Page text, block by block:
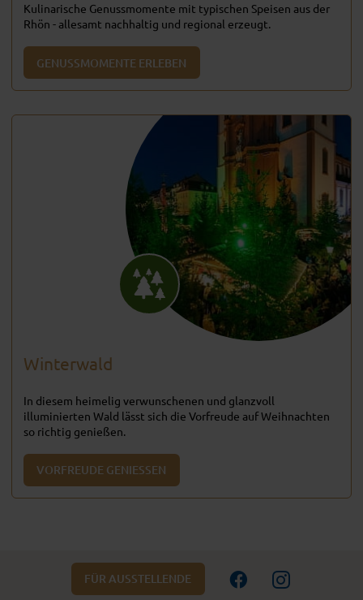
Kulinarische Genussmomente mit typischen Speisen aus der
Rhön - allesamt nachhaltig und regional erzeugt.
GENUSSMOMENTE ERLEBEN
Winterwald
In diesem heimelig verwunschenen und glanzvoll
illuminierten Wald lässt sich die Vorfreude auf Weihnachten
so richtig genießen.
VORFREUDE GENIESSEN
FÜR AUSSTELLENDE